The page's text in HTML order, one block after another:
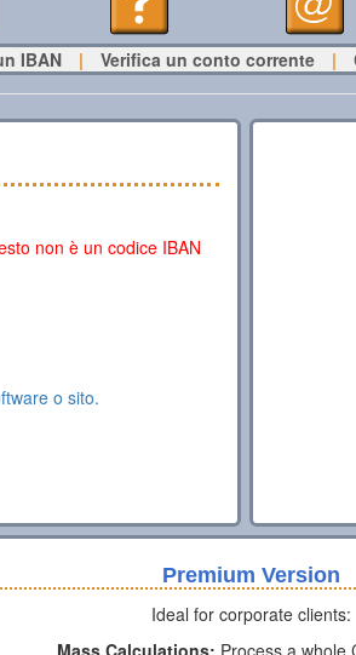
IBAN | Verifica un conto corrente |
non è un codice IBAN
o sito.
Premium Version
Ideal for corporate clients:
Mass Calculations: Process a whole